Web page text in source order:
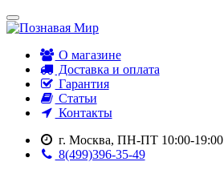
О магазине
Доставка и оплата
Гарантия
Статьи
Контакты
г. Москва, ПН-ПТ 10:00-19:00
8(499)396-35-49